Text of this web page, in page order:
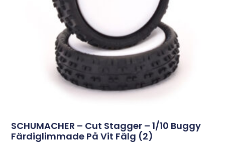
SCHUMACHER – Cut Stagger – 1/10 Buggy
Färdiglimmade På Vit Fälg (2)